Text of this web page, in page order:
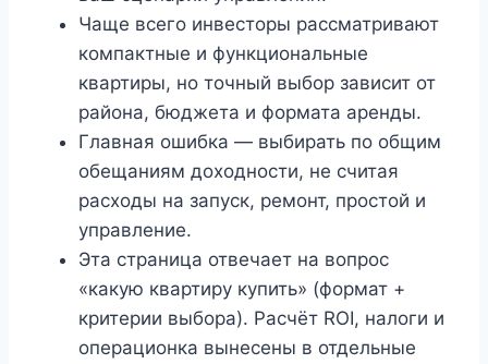
Чаще всего инвесторы рассматривают
компактные и функциональные
квартиры, но точный выбор зависит от
района, бюджета и формата аренды.
Главная ошибка — выбирать по общим
обещаниям доходности, не считая
расходы на запуск, ремонт, простой и
управление.
Эта страница отвечает на вопрос
«какую квартиру купить» (формат +
критерии выбора). Расчёт ROI, налоги и
операционка вынесены в отдельные